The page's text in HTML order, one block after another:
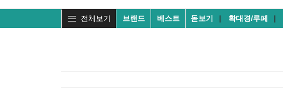
전체보기 브랜드 베스트 돋보기 확대경/루페